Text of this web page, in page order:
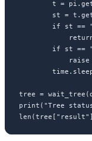
        t
=
        st
=
        if
st ==
        if
st ==
            raise
tree =
print ( "Tree
len (tree[ "result"